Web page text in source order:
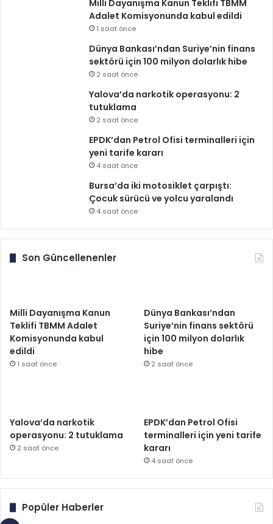
Milli Dayanışma Kanun Teklifi TBMM
Adalet Komisyonunda kabul edildi
1 saat önce
Dünya Bankası’ndan Suriye’nin finans
sektörü için 100 milyon dolarlık hibe
2 saat önce
Yalova’da narkotik operasyonu: 2
tutuklama
2 saat önce
EPDK’dan Petrol Ofisi terminalleri için
yeni tarife kararı
4 saat önce
Bursa’da iki motosiklet çarpıştı:
Çocuk sürücü ve yolcu yaralandı
4 saat önce
Son Güncellenenler
Milli Dayanışma Kanun
Teklifi TBMM Adalet
Komisyonunda kabul
edildi
1 saat önce
Dünya Bankası’ndan
Suriye’nin finans sektörü
için 100 milyon dolarlık
hibe
2 saat önce
Yalova’da narkotik
operasyonu: 2 tutuklama
2 saat önce
EPDK’dan Petrol Ofisi
terminalleri için yeni tarife
kararı
4 saat önce
Popüler Haberler